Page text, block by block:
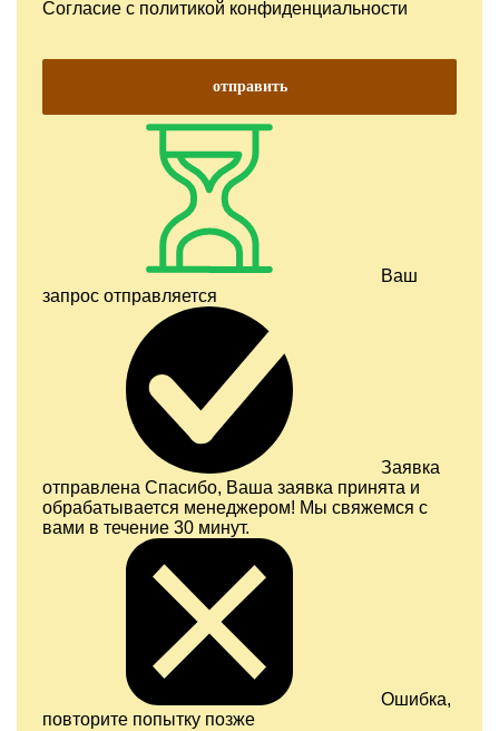
Согласие с политикой конфиденциальности
отправить
Ваш
запрос отправляется
Заявка
отправлена Спасибо, Ваша заявка принята и
обрабатывается менеджером! Мы свяжемся с
вами в течение 30 минут.
Ошибка,
повторите попытку позже